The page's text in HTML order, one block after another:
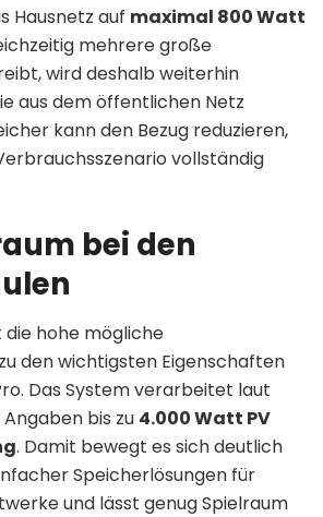
Hausnetz auf maximal 800 Watt
mehrere große
wird deshalb weiterhin
aus dem öffentlichen Netz
kann den Bezug reduzieren,
vollständig
bei den
hohe mögliche
den wichtigsten Eigenschaften
Das System verarbeitet laut
bis zu 4.000 Watt PV
. Damit bewegt es sich deutlich
Speicherlösungen für
und lässt genug Spielraum